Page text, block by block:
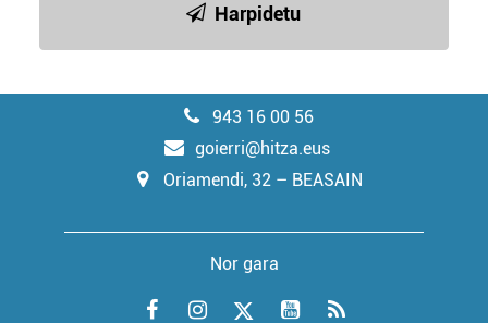
Harpidetu
943 16 00 56
goierri@hitza.eus
Oriamendi, 32 – BEASAIN
Nor gara